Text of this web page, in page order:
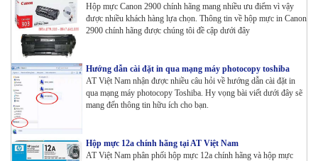
Hộp mực Canon 2900 chính hãng mang nhiều ưu điểm vì vậy
được nhiều khách hàng lựa chọn. Thông tin về hộp mực in Canon
2900 chính hãng được chúng tôi đề cập dưới đây
Hướng dẫn cài đặt in qua mạng máy photocopy toshiba
AT Việt Nam nhận được nhiều câu hỏi về hướng dẫn cài đặt in
qua mạng máy photocopy Toshiba. Hy vọng bài viết dưới đây sẽ
mang đến thông tin hữu ích cho bạn.
Hộp mực 12a chính hãng tại AT Việt Nam
AT Việt Nam phân phối hộp mực 12a chính hãng và hộp mực